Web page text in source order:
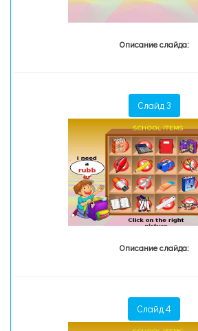
Описание слайда:
Слайд 3
Описание слайда:
Слайд 4